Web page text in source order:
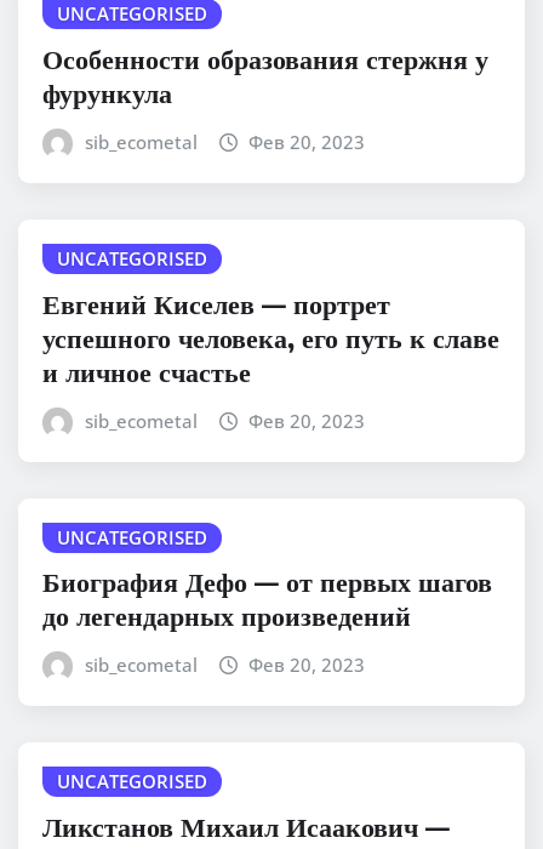
UNCATEGORISED
Особенности образования стержня у
фурункула
sib_ecometal Фев 20, 2023
UNCATEGORISED
Евгений Киселев — портрет
успешного человека, его путь к славе
и личное счастье
sib_ecometal Фев 20, 2023
UNCATEGORISED
Биография Дефо — от первых шагов
до легендарных произведений
sib_ecometal Фев 20, 2023
UNCATEGORISED
Ликстанов Михаил Исаакович —